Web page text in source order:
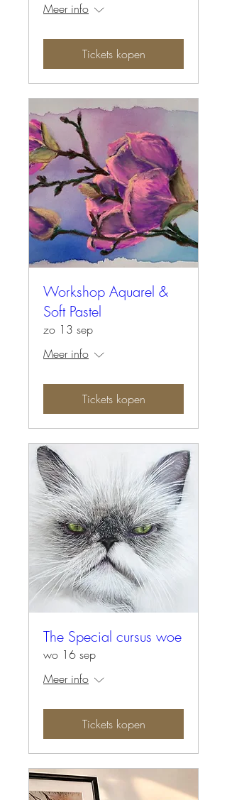
Meer info
Tickets kopen
Workshop Aquarel &
Soft Pastel
zo 13 sep
Meer info
Tickets kopen
The Special cursus woe
wo 16 sep
Meer info
Tickets kopen